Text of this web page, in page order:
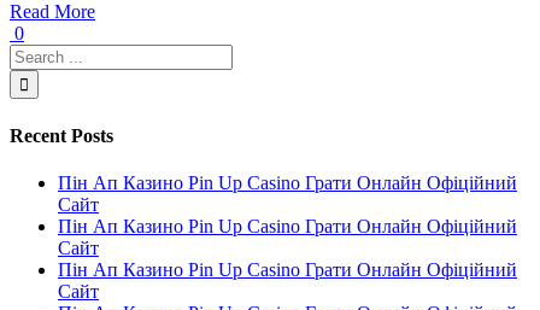
Read More
0
Recent Posts
Пін Ап Казино Pin Up Casino Грати Онлайн Офіційний
Сайт
Пін Ап Казино Pin Up Casino Грати Онлайн Офіційний
Сайт
Пін Ап Казино Pin Up Casino Грати Онлайн Офіційний
Сайт